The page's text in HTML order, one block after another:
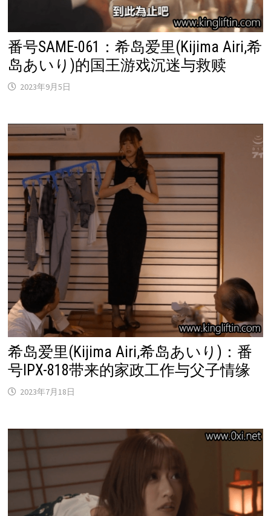
番号SAME-061：希岛爱里(Kijima Airi,希
岛あいり)的国王游戏沉迷与救赎
2023年9月5日
希岛爱里(Kijima Airi,希岛あいり)：番
号IPX-818带来的家政工作与父子情缘
2023年7月18日